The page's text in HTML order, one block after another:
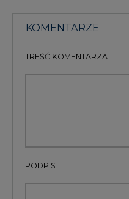
KOMENTARZE
TREŚĆ KOMENTARZA
PODPIS